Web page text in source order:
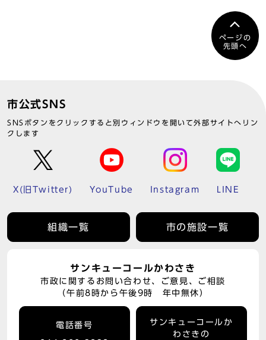
ページの
先頭へ
市公式SNS
SNSボタンをクリックすると別ウィンドウを開いて外部サイトへリン
クします
X(旧Twitter) YouTube Instagram LINE
組織一覧 市の施設一覧
サンキューコールかわさき
市政に関するお問い合わせ、ご意見、ご相談
（午前8時から午後9時 年中無休）
電話番号
サンキューコールか
わさきの